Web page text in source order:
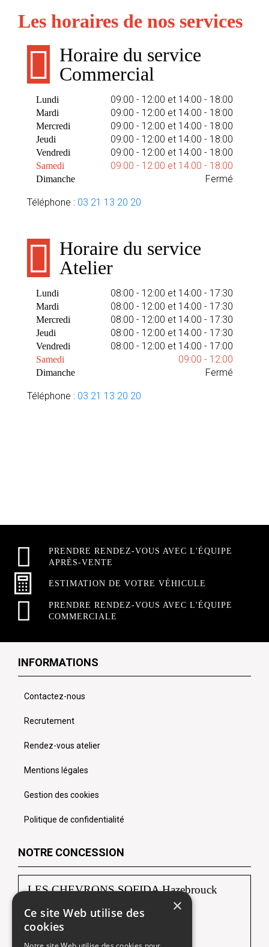
Les horaires de nos services
Horaire du service
Commercial
Lundi 09:00 - 12:00 et 14:00 - 18:00
Mardi 09:00 - 12:00 et 14:00 - 18:00
Mercredi 09:00 - 12:00 et 14:00 - 18:00
Jeudi 09:00 - 12:00 et 14:00 - 18:00
Vendredi 09:00 - 12:00 et 14:00 - 18:00
Samedi 09:00 - 12:00 et 14:00 - 18:00
Dimanche Fermé
Téléphone : 03 21 13 20 20
Horaire du service
Atelier
Lundi 08:00 - 12:00 et 14:00 - 17:30
Mardi 08:00 - 12:00 et 14:00 - 17:30
Mercredi 08:00 - 12:00 et 14:00 - 17:30
Jeudi 08:00 - 12:00 et 14:00 - 17:30
Vendredi 08:00 - 12:00 et 14:00 - 17:00
Samedi 09:00 - 12:00
Dimanche Fermé
Téléphone : 03 21 13 20 20
PRENDRE RENDEZ-VOUS AVEC L'ÉQUIPE
APRÈS-VENTE
ESTIMATION DE VOTRE VÉHICULE
PRENDRE RENDEZ-VOUS AVEC L'ÉQUIPE
COMMERCIALE
INFORMATIONS
Contactez-nous
Recrutement
Rendez-vous atelier
Mentions légales
Gestion des cookies
Politique de confidentialité
NOTRE CONCESSION
LES CHEVRONS SOFIDA Hazebrouck
88, route de Borre
59190 HAZEBROUCK
×
Ce site Web utilise des
cookies